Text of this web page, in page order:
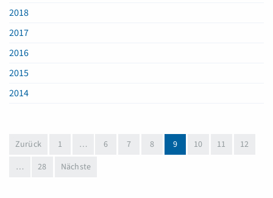
2018
2017
2016
2015
2014
Zurück 1 … 6 7 8 9(aktuell)
10 11
12
…
28 Nächste